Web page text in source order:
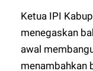
Ketua IPI
menegaskan
awal
menambahkan